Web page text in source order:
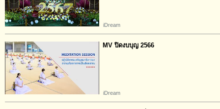
iDream
MV ปิดงบบุญ 2566
iDream